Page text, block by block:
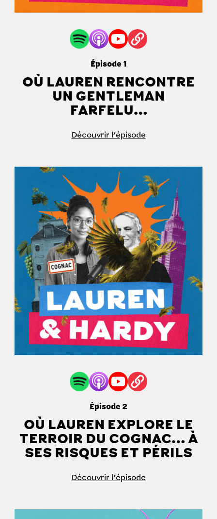
Épisode 1
OÙ LAUREN RENCONTRE
UN GENTLEMAN
FARFELU…
Découvrir l'épisode
Épisode 2
OÙ LAUREN EXPLORE LE
TERROIR DU COGNAC… À
SES RISQUES ET PÉRILS
Découvrir l'épisode